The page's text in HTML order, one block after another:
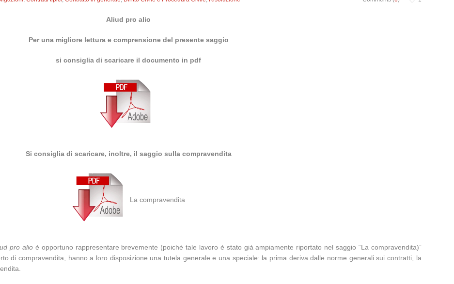
Aliud pro alio
Per una migliore lettura e comprensione del presente saggio
si consiglia di scaricare il documento in pdf
Si consiglia di scaricare, inoltre, il saggio sulla compravendita
La compravendita
pro alioè opportuno rappresentare brevemente (poiché tale lavoro è stato già ampiamente riportato nel saggio “La compravendita)”
di compravendita, hanno a loro disposizione una tutela generale e una speciale: la prima deriva dalle norme generali sui contratti, la